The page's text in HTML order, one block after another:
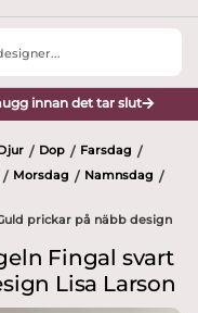
innan det tar slut
/ Dop / Farsdag /
/ Morsdag / Namnsdag /
prickar på näbb design
Fingal svart
Lisa Larson